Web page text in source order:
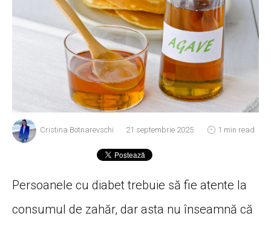
Cristina Botnarevschi 21 septembrie 2025 1 min read
Persoanele cu diabet trebuie să fie atente la
consumul de zahăr, dar asta nu înseamnă că